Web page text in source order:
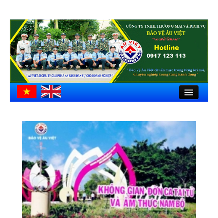
Trang chủ
Giới thiệu
Hồ sơ công ty